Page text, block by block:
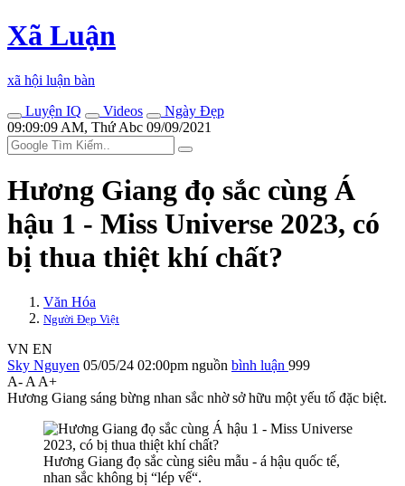
Xã Luận
xã hội luận bàn
Luyện IQ
Videos
Ngày Đẹp
09:09:09 AM, Thứ Abc 09/09/2021
Hương Giang đọ sắc cùng Á
hậu 1 - Miss Universe 2023, có
bị thua thiệt khí chất?
Văn Hóa
Người Đẹp Việt
VN EN
Sky Nguyen 05/05/24 02:00pm nguồn bình luận 999
A- A A+
Hương Giang sáng bừng nhan sắc nhờ sở hữu một yếu tố đặc biệt.
Hương Giang đọ sắc cùng siêu mẫu - á hậu quốc tế,
nhan sắc không bị “lép vế“.